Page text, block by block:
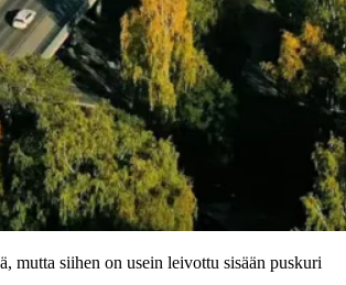
mutta siihen on usein leivottu sisään puskuri